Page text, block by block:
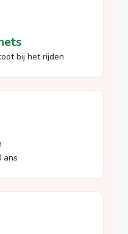
bij het rijden
ans